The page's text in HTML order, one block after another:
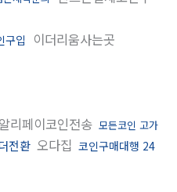
구입 이더리움사는곳
알리페이코인전송 모든코인 고가
전환 오다집 코인구매대행 24